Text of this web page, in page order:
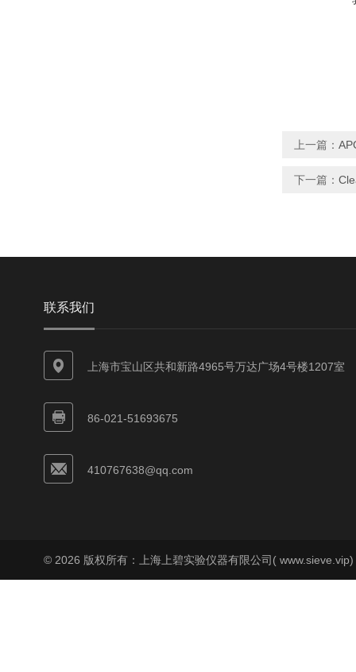
上一篇：
下一篇：
联系我们
上海市宝山区共和新路4965号万达广场4号楼1207室
86-021-51693675
410767638@qq.com
© 2026 版权所有：上海上碧实验仪器有限公司(